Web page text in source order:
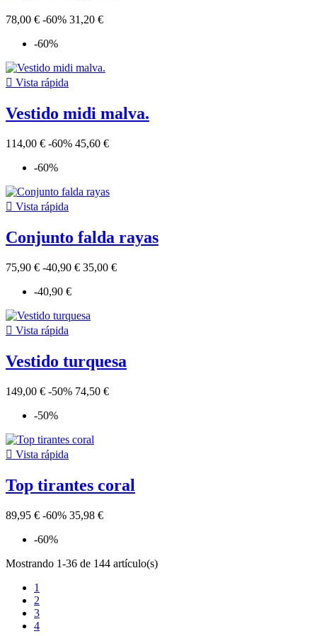
78,00 € -60% 31,20 €
-60%
 Vista rápida
Vestido midi malva.
114,00 € -60% 45,60 €
-60%
 Vista rápida
Conjunto falda rayas
75,90 € -40,90 € 35,00 €
-40,90 €
 Vista rápida
Vestido turquesa
149,00 € -50% 74,50 €
-50%
 Vista rápida
Top tirantes coral
89,95 € -60% 35,98 €
-60%
Mostrando 1-36 de 144 artículo(s)
1
2
3
4